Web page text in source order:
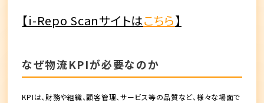
【i-Repo Scanサイトはこちら】
なぜ物流KPIが必要なのか
KPIは、 財務や組織、顧客管理、サービス等の品質など、様々な場面で